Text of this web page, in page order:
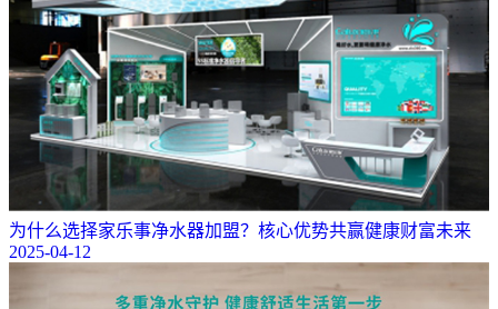
为什么选择家乐事净水器加盟？核心优势共赢健康财富未来
2025-04-12